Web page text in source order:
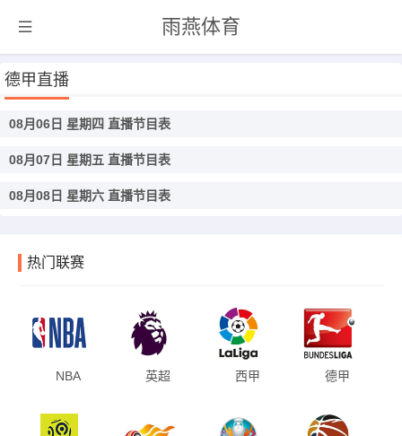
雨燕体育
德甲直播
08月06日 星期四 直播节目表
08月07日 星期五 直播节目表
08月08日 星期六 直播节目表
热门联赛
NBA 英超 西甲 德甲